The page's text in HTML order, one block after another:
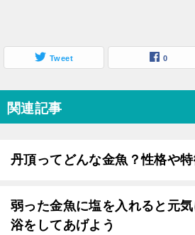
Tweet 0
関連記事
丹頂ってどんな金魚？性格や特
弱った金魚に塩を入れると元
浴をしてあげよう